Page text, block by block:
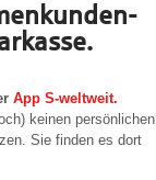
App S-weltweit.
keinen persönlichen
Sie finden es dort